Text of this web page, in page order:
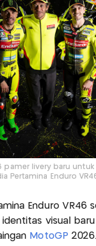
pamer livery baru untuk
Pertamina Enduro
Enduro VR46
visual
MotoGP